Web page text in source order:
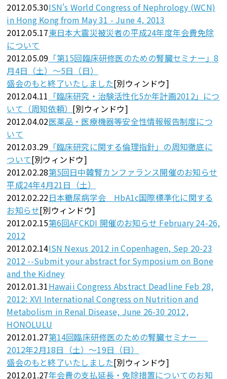
2012.05.30ISN's World Congress of Nephrology (WCN)
in Hong Kong from May 31 - June 4, 2013
2012.05.17東日本大震災被災者の平成24年度年会費免除
について
2012.05.09 「第15回臨床研修医のための腎臓セミナー」8
月4日（土）～5日（日）
盛会のもと終了いたしました[別ウィンドウ]
2012.04.11 「臨床研究・治験活性化5か年計画2012」につ
いて（周知依頼） [別ウィンドウ]
2012.04.02医薬品・医療機器等安全性情報報告制度につ
いて
2012.03.29 「臨床研究に関する倫理指針」の周知徹底に
ついて[別ウィンドウ]
2012.02.28第5回日中韓腎カンファランス開催のお知らせ
平成24年4月21日（土）
2012.02.22日本糖尿病学会 HbA1c国際標準化に関する
お知らせ[別ウィンドウ]
2012.02.15第6回AFCKDI 開催のお知らせ February 24-26,
2012
2012.02.14ISN Nexus 2012 in Copenhagen, Sep 20-23
2012 --Submit your abstract for Symposium on Bone
and the Kidney
2012.01.31Hawaii Congress Abstract Deadline Feb 28,
2012: XVI International Congress on Nutrition and
Metabolism in Renal Disease, June 26-30 2012,
HONOLULU
2012.01.27第14回臨床研修医のための腎臓セミナー
2012年2月18日（土）～19日（日）
盛会のもと終了いたしました[別ウィンドウ]
2012.01.27年会費の支払延長・免除措置についてのお知